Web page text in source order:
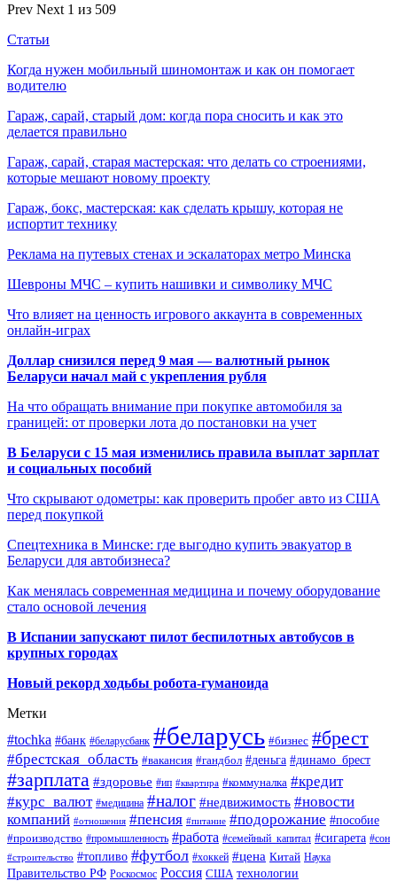
Prev Next 1 из 509
Статьи
Когда нужен мобильный шиномонтаж и как он помогает
водителю
Гараж, сарай, старый дом: когда пора сносить и как это
делается правильно
Гараж, сарай, старая мастерская: что делать со строениями,
которые мешают новому проекту
Гараж, бокс, мастерская: как сделать крышу, которая не
испортит технику
Реклама на путевых стенах и эскалаторах метро Минска
Шевроны МЧС – купить нашивки и символику МЧС
Что влияет на ценность игрового аккаунта в современных
онлайн-играх
Доллар снизился перед 9 мая — валютный рынок
Беларуси начал май с укрепления рубля
На что обращать внимание при покупке автомобиля за
границей: от проверки лота до постановки на учет
В Беларуси с 15 мая изменились правила выплат зарплат
и социальных пособий
Что скрывают одометры: как проверить пробег авто из США
перед покупкой
Спецтехника в Минске: где выгодно купить эвакуатор в
Беларуси для автобизнеса?
Как менялась современная медицина и почему оборудование
стало основой лечения
В Испании запускают пилот беспилотных автобусов в
крупных городах
Новый рекорд ходьбы робота-гуманоида
Метки
#tochka #банк #беларусбанк #беларусь #бизнес #брест
#брестская_область #вакансия #гандбол #деньга #динамо_брест
#зарплата #здоровье #ип #квартира #коммуналка #кредит
#курс_валют #медицина #налог #недвижимость #новости
компаний #отношения #пенсия #питание #подорожание #пособие
#производство #промышленность #работа #семейный_капитал #сигарета #сон
#строительство #топливо #футбол #хоккей #цена Китай Наука
Правительство РФ Роскосмос Россия США технологии